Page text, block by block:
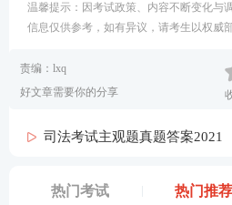
温馨提示：因考试政策、内容不断变化与
信息仅供参考，如有异议，请考生以权威
责编：lxq
好文章需要你的分享
司法考试主观题真题答案2021
热门考试 热门推荐